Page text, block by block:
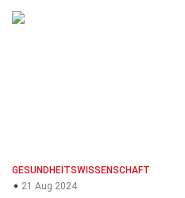
GESUNDHEITSWISSENSCHAFT
21 Aug 2024